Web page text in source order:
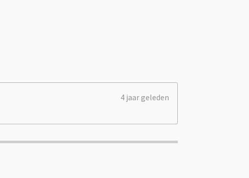
4 jaar geleden